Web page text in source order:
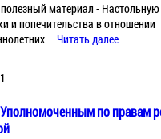
материал - Настольную
и попечительства в отношении
Читать далее
Уполномоченным по правам